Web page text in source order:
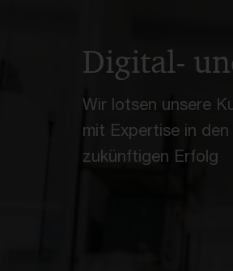
Digital-
Wir lotsen unsere
mit Expertise in
zukünftigen Erfolg